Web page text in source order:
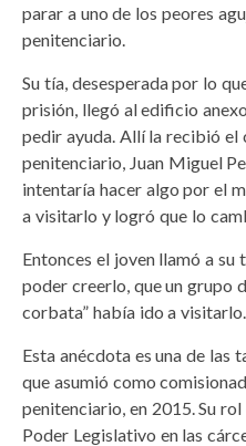
parar a uno de los peores
penitenciario.
Su tía, desesperada por lo
prisión, llegó al edificio
pedir ayuda. Allí la recibió
penitenciario, Juan Miguel
intentaría hacer algo por el
a visitarlo y logró que lo
Entonces el joven llamó a
poder creerlo, que un grupo
corbata” había ido a visitarlo.
Esta anécdota es una de las
que asumió como
penitenciario, en 2015. Su
Poder Legislativo en las